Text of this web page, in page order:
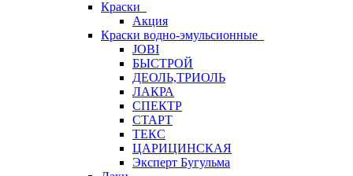
Краски
Акция
Краски водно-эмульсионные
JOBI
БЫСТРОЙ
ДЕОЛЬ,ТРИОЛЬ
ЛАКРА
СПЕКТР
СТАРТ
ТЕКС
ЦАРИЦИНСКАЯ
Эксперт Бугульма